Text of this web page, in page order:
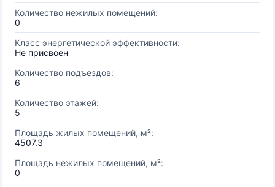
Количество нежилых помещений:
0
Класс энергетической эффективности:
Не присвоен
Количество подъездов:
6
Количество этажей:
5
Площадь жилых помещений, м²:
4507.3
Площадь нежилых помещений, м²:
0